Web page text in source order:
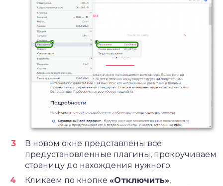
В новом окне представлены все
предустановленные плагины, прокручиваем
страницу до нахождения нужного.
Кликаем по кнопке «Отключить»,